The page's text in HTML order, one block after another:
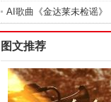
AI歌曲《金达莱未检谣》
图文推荐